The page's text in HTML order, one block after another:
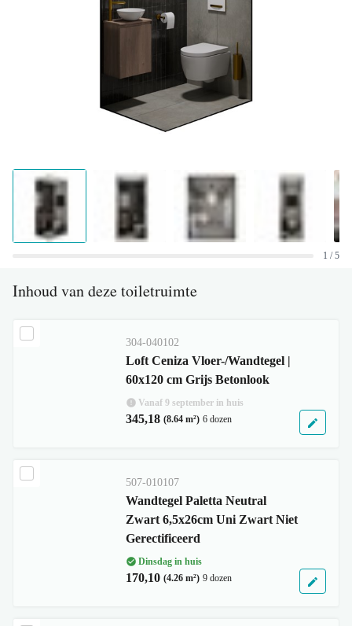
1 / 5
Inhoud van deze toiletruimte
304-040102
Loft Ceniza Vloer-/Wandtegel |
60x120 cm Grijs Betonlook
Vanaf 9 september in huis
345,18 (8.64 m²) 6 dozen
507-010107
Wandtegel Paletta Neutral
Zwart 6,5x26cm Uni Zwart Niet
Gerectificeerd
Dinsdag in huis
170,10 (4.26 m²) 9 dozen